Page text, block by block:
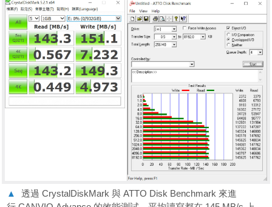
▲
透過 CrystalDiskMark 與 ATTO Disk Benchmark 來進